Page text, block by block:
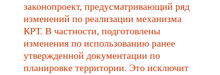
законопроект, предусматривающий ряд
изменений по реализации механизма
КРТ. В частности, подготовлены
изменения по использованию ранее
утвержденной документации по
планировке территории. Это исключит